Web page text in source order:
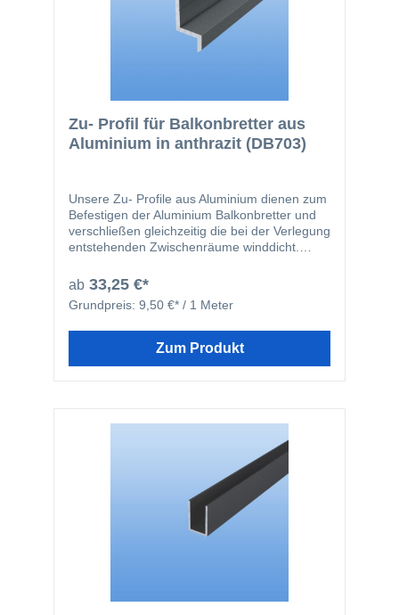
Zu- Profil für Balkonbretter aus
Aluminium in anthrazit (DB703)
Unsere Zu- Profile aus Aluminium dienen zum
Befestigen der Aluminium Balkonbretter und
verschließen gleichzeitig die bei der Verlegung
entstehenden Zwischenräume winddicht.
Zu- Profils wird ein "wandern" des Bohrers
verhindert. Die Zu- Profile überbrücken einen
Zwischenraum von 30 mm, sind optional in
optischen Aufwertung Ihrer Balkonverkleidung
ab 33,25 €*
Grundpreis: 9,50 €* / 1 Meter
Zum Produkt